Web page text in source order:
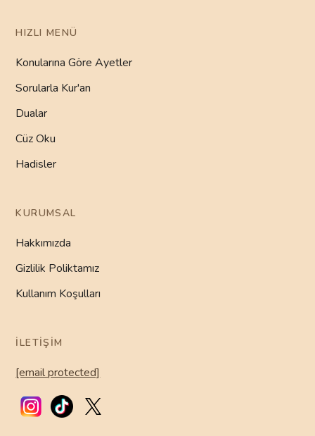
HIZLI MENÜ
Konularına Göre Ayetler
Sorularla Kur'an
Dualar
Cüz Oku
Hadisler
KURUMSAL
Hakkımızda
Gizlilik Poliktamız
Kullanım Koşulları
İLETIŞIM
[email protected]